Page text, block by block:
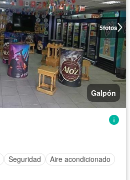
5fotos
Galpón
Seguridad
Aire acondicionado